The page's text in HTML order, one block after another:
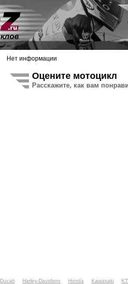
Нет информации
Оцените мотоцикл
Расскажите, как вам
Ducati Harley-Davidson Honda Kawasaki